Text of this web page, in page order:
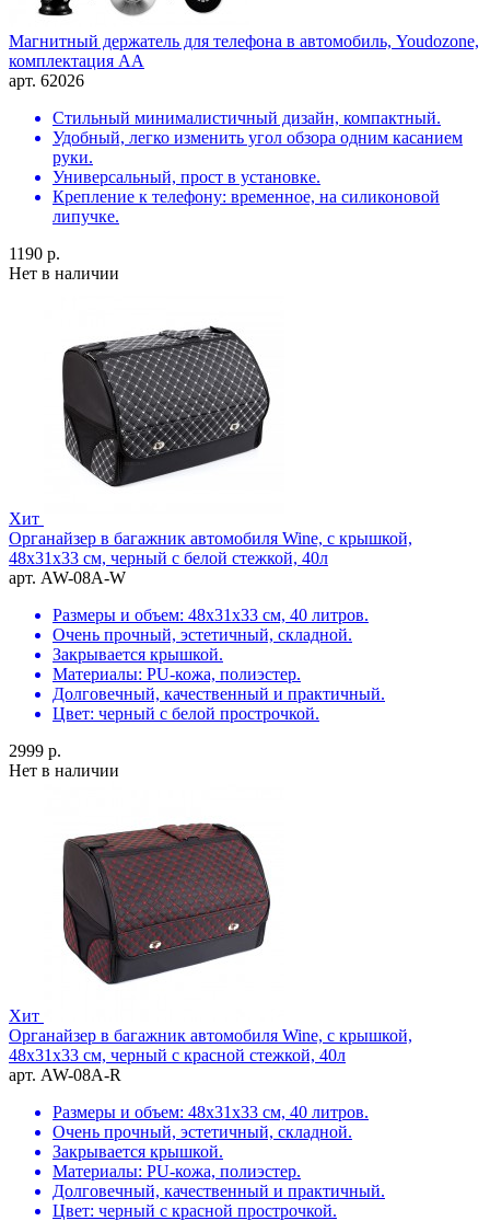
Магнитный держатель для телефона в автомобиль, Youdozone,
комплектация АА
арт. 62026
Стильный минималистичный дизайн, компактный.
Удобный, легко изменить угол обзора одним касанием
руки.
Универсальный, прост в установке.
Крепление к телефону: временное, на силиконовой
липучке.
1190 р.
Нет в наличии
Хит
Органайзер в багажник автомобиля Wine, с крышкой,
48х31х33 см, черный с белой стежкой, 40л
арт. AW-08A-W
Размеры и объем: 48х31х33 см, 40 литров.
Очень прочный, эстетичный, складной.
Закрывается крышкой.
Материалы: PU-кожа, полиэстер.
Долговечный, качественный и практичный.
Цвет: черный с белой прострочкой.
2999 р.
Нет в наличии
Хит
Органайзер в багажник автомобиля Wine, с крышкой,
48х31х33 см, черный с красной стежкой, 40л
арт. AW-08A-R
Размеры и объем: 48х31х33 см, 40 литров.
Очень прочный, эстетичный, складной.
Закрывается крышкой.
Материалы: PU-кожа, полиэстер.
Долговечный, качественный и практичный.
Цвет: черный с красной прострочкой.